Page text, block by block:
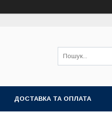
ДОСТАВКА ТА ОПЛАТА